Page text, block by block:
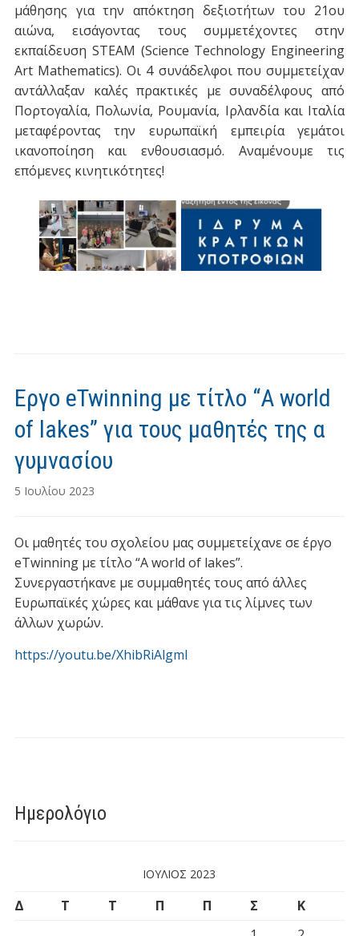
Ημερολόγιο
ΙΟΎΛΙΟΣ 2023
Δ Τ Τ Π Π Σ
Κ
μάθησης για την απόκτηση δεξιοτήτων του 21ου
αιώνα, εισάγοντας τους συμμετέχοντες στην
εκπαίδευση STEAM (Science Technology Engineering
Art Mathematics). Οι 4 συνάδελφοι που συμμετείχαν
αντάλλαξαν καλές πρακτικές με συναδέλφους από
Πορτογαλία, Πολωνία, Ρουμανία, Ιρλανδία και Ιταλία
μεταφέροντας την ευρωπαϊκή εμπειρία γεμάτοι
ικανοποίηση και ενθουσιασμό. Αναμένουμε τις
επόμενες κινητικότητες!
Εργο eTwinning με τίτλο “A world
of lakes” για τους μαθητές της α
γυμνασίου
5 Ιουλίου 2023
Οι μαθητές του σχολείου μας συμμετείχανε σε έργο
eTwinning με τίτλο “A world of lakes”.
Συνεργαστήκανε με συμμαθητές τους από άλλες
Ευρωπαϊκές χώρες και μάθανε για τις λίμνες των
άλλων χωρών.
https://youtu.be/XhibRiAlgmI